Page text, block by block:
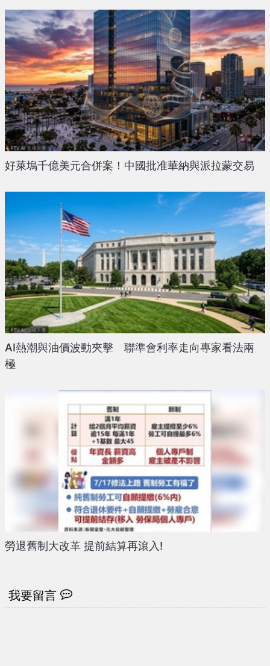
好萊塢千億美元合併案！中國批准華納與派拉蒙交易
AI熱潮與油價波動夾擊 聯準會利率走向專家看法兩
極
勞退舊制大改革 提前結算再滾入!
我要留言